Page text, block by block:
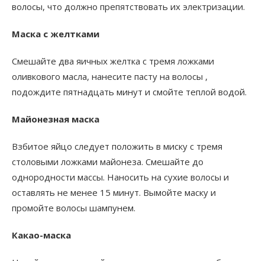
волосы, что должно препятствовать их электризации.
Маска с желтками
Смешайте два яичных желтка с тремя ложками
оливкового масла, нанесите пасту на волосы ,
подождите пятнадцать минут и смойте теплой водой.
Майонезная маска
Взбитое яйцо следует положить в миску с тремя
столовыми ложками майонеза. Смешайте до
однородности массы. Наносить на сухие волосы и
оставлять не менее 15 минут. Вымойте маску и
промойте волосы шампунем.
Какао-маска